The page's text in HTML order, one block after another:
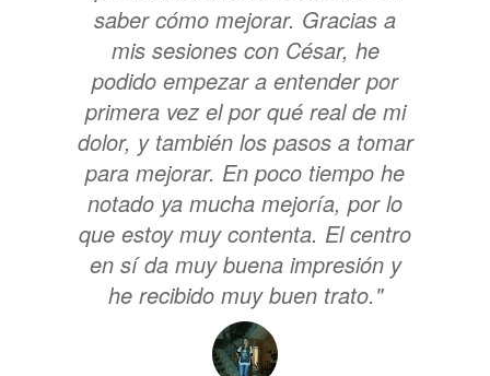
saber cómo mejorar. Gracias a
mis sesiones con César, he
podido empezar a entender por
primera vez el por qué real de mi
dolor, y también los pasos a tomar
para mejorar. En poco tiempo he
notado ya mucha mejoría, por lo
que estoy muy contenta. El centro
en sí da muy buena impresión y
he recibido muy buen trato."